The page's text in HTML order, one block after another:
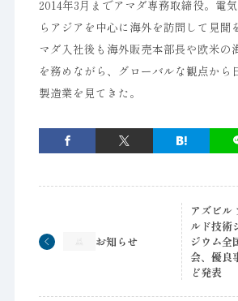
2014年3月までアマダ専務取締役。電
らアジアを中心に海外を訪問して見聞
マダ入社後も海外販売本部長や欧米の
を務めながら、グローバルな観点から
製造業を見てきた。
お知らせ
アズビル
ルド技術
ジウム全
会、優良
ど発表